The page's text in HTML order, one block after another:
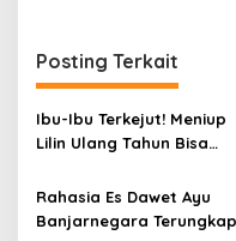
g
a
s
i
o
Posting Terkait
Ibu-Ibu Terkejut! Meniup
Lilin Ulang Tahun Bisa
Rahasia Es Dawet Ayu
Banjarnegara Terungkap